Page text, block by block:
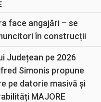
face angajări – se
în construcții
Județean pe 2026
Simonis propune
pe datorie masivă și
MAJORE